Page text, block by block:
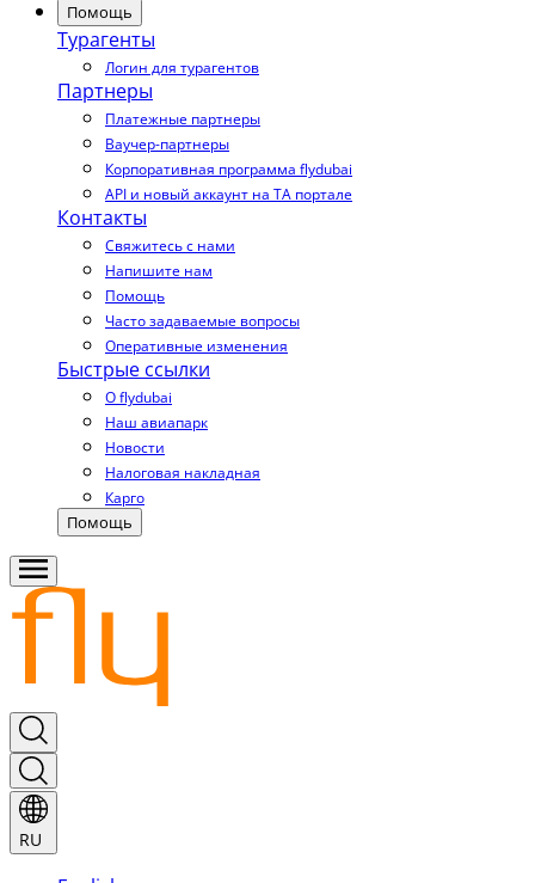
Помощь
Турагенты
Логин для турагентов
Партнеры
Платежные партнеры
Ваучер-партнеры
Корпоративная программа flydubai
API и новый аккаунт на TA портале
Контакты
Свяжитесь с нами
Напишите нам
Помощь
Часто задаваемые вопросы
Оперативные изменения
Быстрые ссылки
О flydubai
Наш авиапарк
Новости
Налоговая накладная
Карго
Помощь
RU